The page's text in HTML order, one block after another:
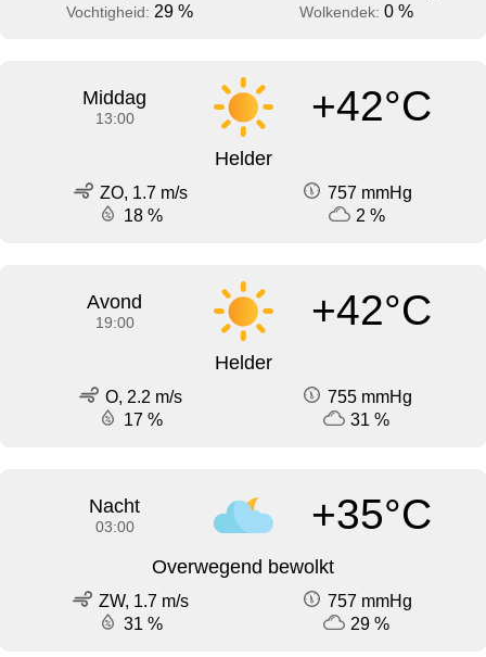
Vochtigheid: 29 % Wolkendek: 0 %
Middag
13:00 +42°C
Helder
ZO, 1.7 m/s
757 mmHg
18 %
2 %
Avond
19:00 +42°C
Helder
O, 2.2 m/s
755 mmHg
17 %
31 %
Nacht
03:00 +35°C
Overwegend bewolkt
ZW, 1.7 m/s
757 mmHg
31 %
29 %